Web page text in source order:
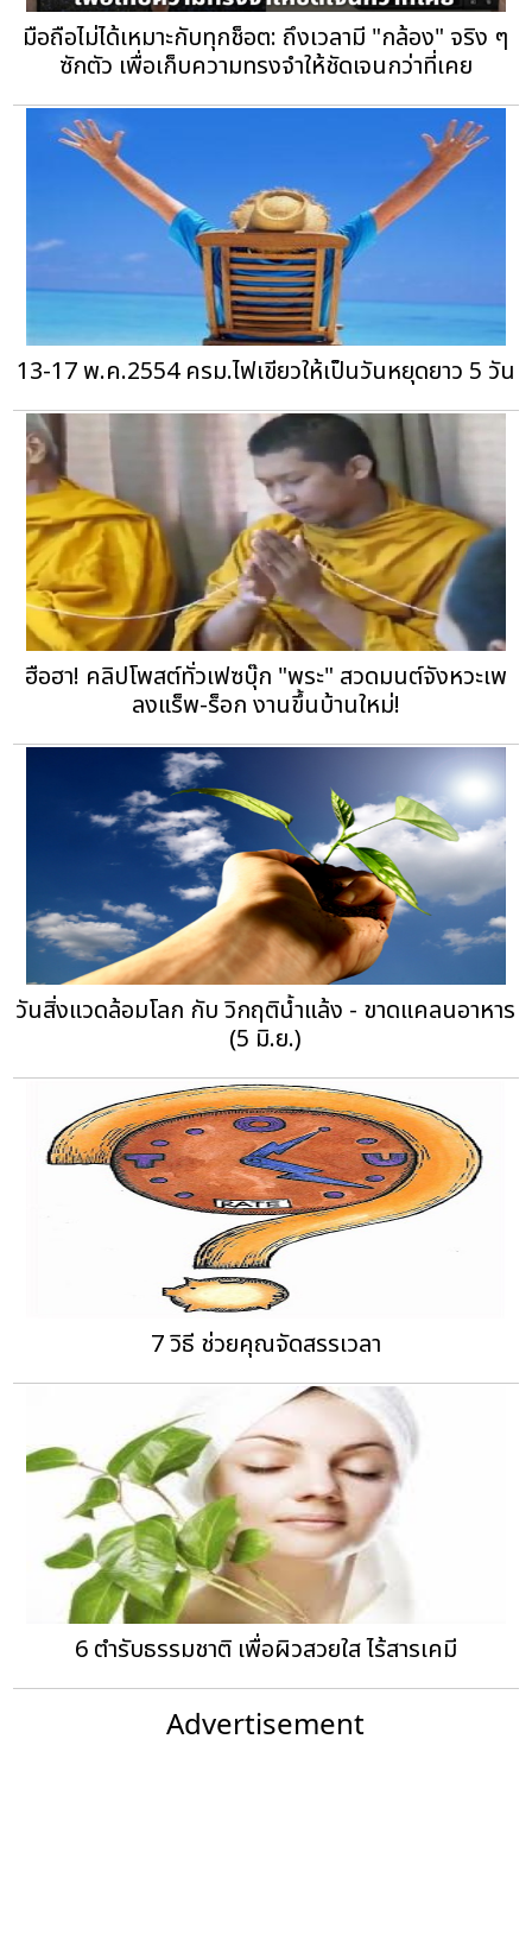
มือถือไม่ได้เหมาะกับทุกช็อต: ถึงเวลามี "กล้อง" จริง ๆ
ซักตัว เพื่อเก็บความทรงจำให้ชัดเจนกว่าที่เคย
13-17 พ.ค.2554 ครม.ไฟเขียวให้เป็นวันหยุดยาว 5 วัน
ฮือฮา! คลิปโพสต์ทั่วเฟซบุ๊ก "พระ" สวดมนต์จังหวะเพ
ลงแร็พ-ร็อก งานขึ้นบ้านใหม่!
วันสิ่งแวดล้อมโลก กับ วิกฤติน้ำแล้ง - ขาดแคลนอาหาร
(5 มิ.ย.)
7 วิธี ช่วยคุณจัดสรรเวลา
6 ตำรับธรรมชาติ เพื่อผิวสวยใส ไร้สารเคมี
Advertisement